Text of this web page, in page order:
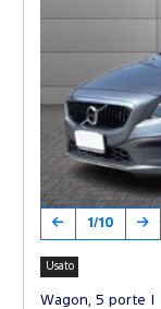
1/10
Usato
Wagon, 5 porte